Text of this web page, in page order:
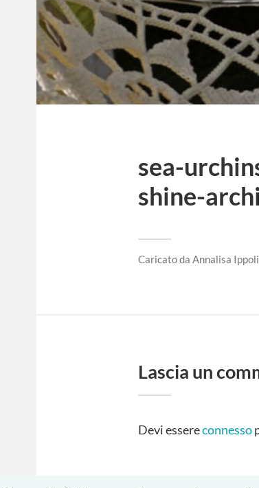
sea-
shine-
Caricato da Annalisa
Lascia un
Devi essereconnesso